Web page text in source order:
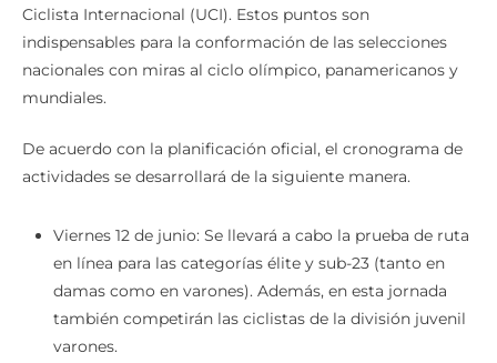
Ciclista Internacional (UCI). Estos puntos son
indispensables para la conformación de las selecciones
nacionales con miras al ciclo olímpico, panamericanos y
mundiales.
De acuerdo con la planificación oficial, el cronograma de
actividades se desarrollará de la siguiente manera.
Viernes 12 de junio: Se llevará a cabo la prueba de ruta
en línea para las categorías élite y sub-23 (tanto en
damas como en varones). Además, en esta jornada
también competirán las ciclistas de la división juvenil
varones.